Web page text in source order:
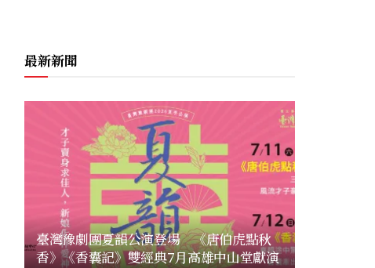
最新新聞
臺灣豫劇團夏韻公演登場 《唐伯虎點秋
香》《香囊記》雙經典7月高雄中山堂獻演